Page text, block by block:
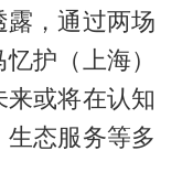
，通过两场
护（上海）
或将在认知
态服务等多